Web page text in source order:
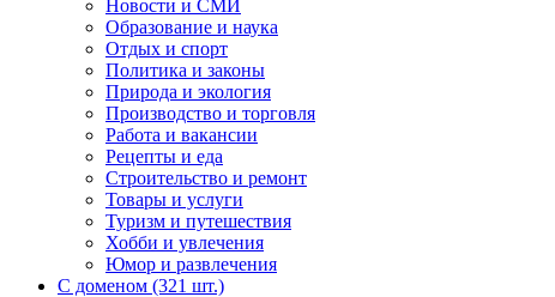
Новости и СМИ
Образование и наука
Отдых и спорт
Политика и законы
Природа и экология
Производство и торговля
Работа и вакансии
Рецепты и еда
Строительство и ремонт
Товары и услуги
Туризм и путешествия
Хобби и увлечения
Юмор и развлечения
С доменом (321 шт.)